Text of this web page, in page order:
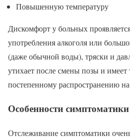
Повышенную температуру
Дискомфорт у больных
употребления алкоголя или
(даже обычной воды), тряски и
утихает после смены позы и
постепенному распространению
Особенности симптоматики
Отслеживание симптоматики